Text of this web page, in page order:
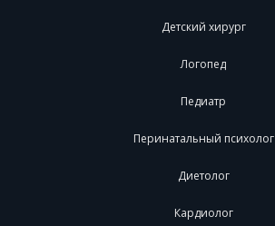
Детский хирург
Логопед
Педиатр
Перинатальный психолог
Диетолог
Кардиолог